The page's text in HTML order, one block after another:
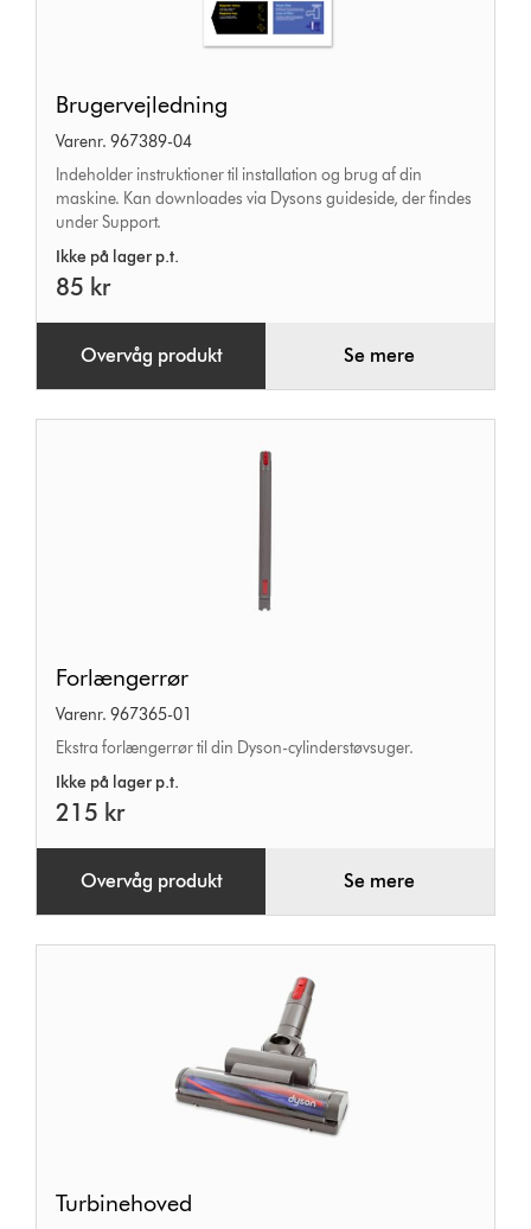
Brugervejledning
Varenr. 967389-04
Indeholder instruktioner til installation og brug af din
maskine. Kan downloades via Dysons guideside, der findes
under Support.
Ikke på lager p.t.
85 kr
Overvåg produkt Se mere
Forlængerrør
Varenr. 967365-01
Ekstra forlængerrør til din Dyson-cylinderstøvsuger.
Ikke på lager p.t.
215 kr
Overvåg produkt Se mere
Turbinehoved